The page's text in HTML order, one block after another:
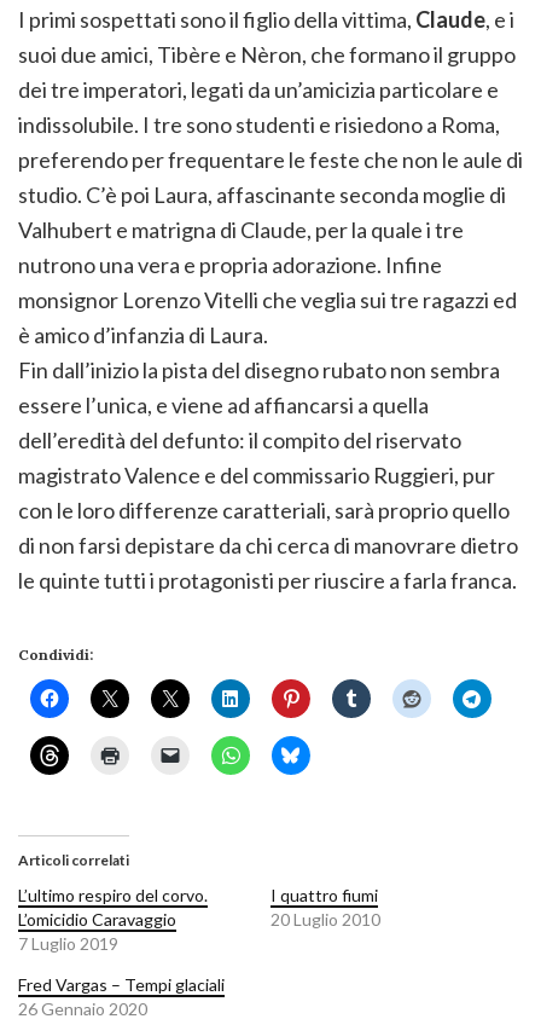
I primi sospettati sono il figlio della vittima, Claude, e i
suoi due amici, Tibère e Nèron, che formano il gruppo
dei tre imperatori, legati da un’amicizia particolare e
indissolubile. I tre sono studenti e risiedono a Roma,
preferendo per frequentare le feste che non le aule di
studio. C’è poi Laura, affascinante seconda moglie di
Valhubert e matrigna di Claude, per la quale i tre
nutrono una vera e propria adorazione. Infine
monsignor Lorenzo Vitelli che veglia sui tre ragazzi ed
è amico d’infanzia di Laura.
Fin dall’inizio la pista del disegno rubato non sembra
essere l’unica, e viene ad affiancarsi a quella
dell’eredità del defunto: il compito del riservato
magistrato Valence e del commissario Ruggieri, pur
con le loro differenze caratteriali, sarà proprio quello
di non farsi depistare da chi cerca di manovrare dietro
le quinte tutti i protagonisti per riuscire a farla franca.
Condividi:
Articoli correlati
L’ultimo respiro del corvo.
L’omicidio Caravaggio
7 Luglio 2019
I quattro fiumi
20 Luglio 2010
Fred Vargas – Tempi glaciali
26 Gennaio 2020